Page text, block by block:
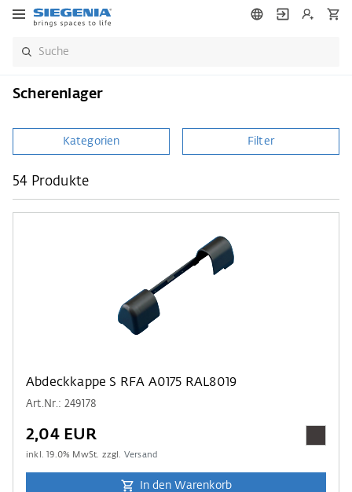
Scherenlager
Kategorien Filter
54 Produkte
Abdeckkappe S RFA A0175 RAL8019
Art.Nr.: 249178
2,04 EUR
inkl.19.0% MwSt. zzgl. Versand
In den Warenkorb